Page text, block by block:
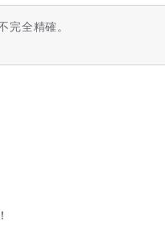
全精確。